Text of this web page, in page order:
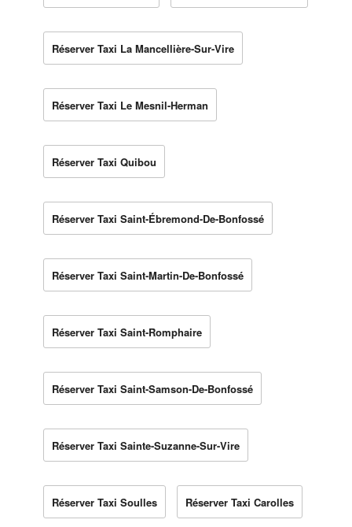
Réserver Taxi La Mancellière-Sur-Vire
Réserver Taxi Le Mesnil-Herman
Réserver Taxi Quibou
Réserver Taxi Saint-Ébremond-De-Bonfossé
Réserver Taxi Saint-Martin-De-Bonfossé
Réserver Taxi Saint-Romphaire
Réserver Taxi Saint-Samson-De-Bonfossé
Réserver Taxi Sainte-Suzanne-Sur-Vire
Réserver Taxi Soulles Réserver Taxi Carolles